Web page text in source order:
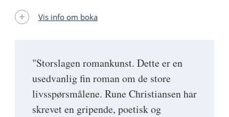
"Storslagen romankunst. Dette er en
usedvanlig fin roman om de store
livsspørsmålene. Rune Christiansen har
skrevet en gripende, poetisk og
Vis info om boka